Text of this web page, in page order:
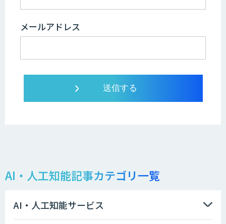
メールアドレス
AI・人工知能記事カテゴリ一覧
AI・人工知能サービス